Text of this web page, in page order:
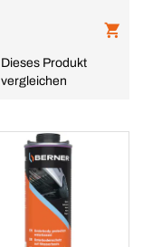
Dieses Produkt
vergleichen